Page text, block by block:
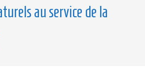
au service de la